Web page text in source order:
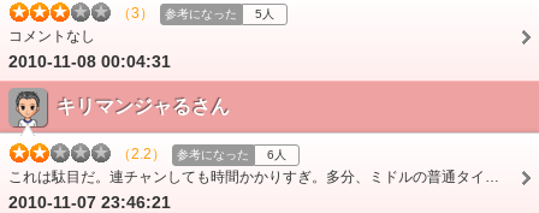
（3） 参考になった 5人
コメントなし
2010-11-08 00:04:31
キリマンジャるさん
（2.2） 参考になった 6人
これは駄目だ。連チャンしても時間かかりすぎ。多分、ミドルの普通タイプなら良いかもね。。。。。。
2010-11-07 23:46:21